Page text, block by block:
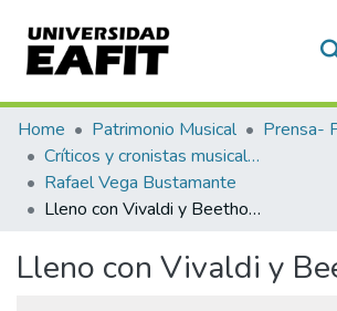
Communities & Collections
All of DSpace
Statistics
Home Patrimonio Musical
Prensa-
Críticos y cronistas musicales
Rafael Vega Bustamante
Lleno con Vivaldi y Beethoven
Lleno con Vivaldi y